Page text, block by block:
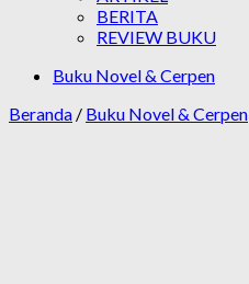
BERITA
REVIEW BUKU
Buku Novel & Cerpen
Beranda / Buku Novel & Cerpen